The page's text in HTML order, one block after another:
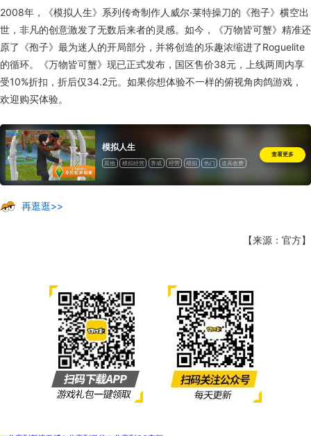
2008年，《模拟人生》系列传奇制作人威尔·莱特操刀的《孢子》横空出
世，非凡的创意激发了无数后来者的灵感。如今，《万物皆可蟹》精准还
原了《孢子》最为迷人的开局部分，并将创造的乐趣浓缩进了Roguelite
的循环。《万物皆可蟹》现已正式发布，国区售价38元，上线两周内享
受10%折扣，折后仅34.2元。如果你想体验不一样的俯视角肉鸽游戏，
欢迎购买体验。
模拟人生
其他 模拟经营 养成 经营 模拟 热门 道具收费
查看更多
再逛逛>>
【来源：官方】